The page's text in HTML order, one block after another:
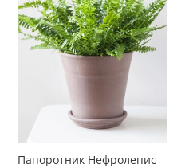
Папоротник Нефролепис